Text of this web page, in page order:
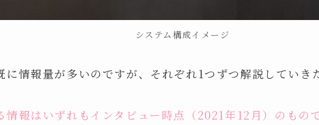
システム構成イメージ
に情報量が多いのですが、それぞれ1つずつ解説していき
情報はいずれもインタビュー時点（2021年12月）のもの